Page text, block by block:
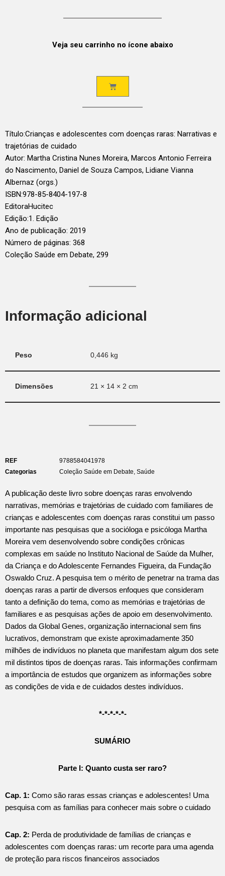
Veja seu carrinho no ícone abaixo
Título:Crianças e adolescentes com doenças raras: Narrativas e
trajetórias de cuidado
Autor: Martha Cristina Nunes Moreira, Marcos Antonio Ferreira
do Nascimento, Daniel de Souza Campos, Lidiane Vianna
Albernaz (orgs.)
ISBN:978-85-8404-197-8
EditoraHucitec
Edição:1. Edição
Ano de publicação: 2019
Número de páginas: 368
Coleção Saúde em Debate, 299
Informação adicional
Peso 0,446 kg
Dimensões 21 × 14 × 2 cm
REF
9788584041978
Categorias
Coleção Saúde em Debate, Saúde
A publicação deste livro sobre doenças raras envolvendo
narrativas, memórias e trajetórias de cuidado com familiares de
crianças e adolescentes com doenças raras constitui um passo
importante nas pesquisas que a socióloga e psicóloga Martha
Moreira vem desenvolvendo sobre condições crônicas
complexas em saúde no Instituto Nacional de Saúde da Mulher,
da Criança e do Adolescente Fernandes Figueira, da Fundação
Oswaldo Cruz. A pesquisa tem o mérito de penetrar na trama das
doenças raras a partir de diversos enfoques que consideram
tanto a definição do tema, como as memórias e trajetórias de
familiares e as pesquisas ações de apoio em desenvolvimento.
Dados da Global Genes, organização internacional sem fins
lucrativos, demonstram que existe aproximadamente 350
milhões de indivíduos no planeta que manifestam algum dos sete
mil distintos tipos de doenças raras. Tais informações confirmam
a importância de estudos que organizem as informações sobre
as condições de vida e de cuidados destes indivíduos.
*-*-*-*-*-
SUMÁRIO
Parte I: Quanto custa ser raro?
Cap. 1: Como são raras essas crianças e adolescentes! Uma
pesquisa com as famílias para conhecer mais sobre o cuidado
Cap. 2: Perda de produtividade de famílias de crianças e
adolescentes com doenças raras: um recorte para uma agenda
de proteção para riscos financeiros associados